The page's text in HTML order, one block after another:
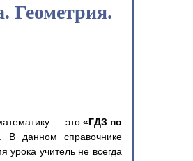
Геометрия.
— это«ГДЗ по
. В данном справочнике
учитель не всегда